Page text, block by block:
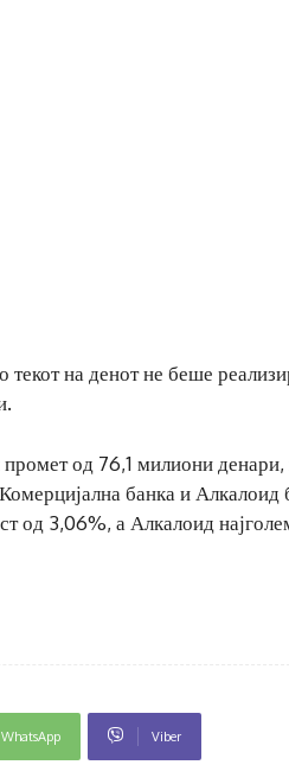
на денот не беше
од 76,1 милиони денари,
банка и Алкалоид
од 3,06%, а Алкалоид
WhatsApp Viber